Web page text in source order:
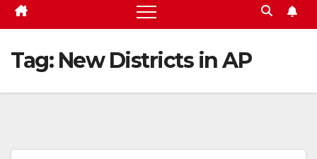
Tag: New Districts in AP